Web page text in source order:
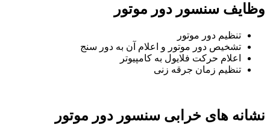
وظایف سنسور دور موتور
تنظیم دور موتور
تشخیص دور موتور و اعلام آن به دور سنج
اعلام حرکت فلایول به کامپیوتر
تنظیم زمان جرقه زنی
نشانه های خرابی سنسور دور موتور